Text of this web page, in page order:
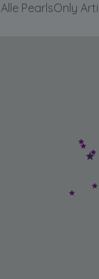
Alle PearlsOnly